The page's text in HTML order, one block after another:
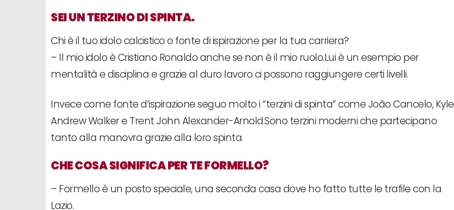
SEI UN TERZINO DI SPINTA.
Chi è il tuo idolo calcistico o fonte di ispirazione per la tua carriera?
– Il mio idolo è Cristiano Ronaldo anche se non è il mio ruolo.Lui è un esempio per
mentalità e disciplina e grazie al duro lavoro ci possono raggiungere certi livelli.
Invece come fonte d’ispirazione seguo molto i “terzini di spinta” come João Cancelo, Kyle
Andrew Walker e Trent John Alexander-Arnold.Sono terzini moderni che partecipano
tanto alla manovra grazie alla loro spinta.
CHE COSA SIGNIFICA PER TE FORMELLO?
– Formello è un posto speciale, una seconda casa dove ho fatto tutte le trafile con la
Lazio.